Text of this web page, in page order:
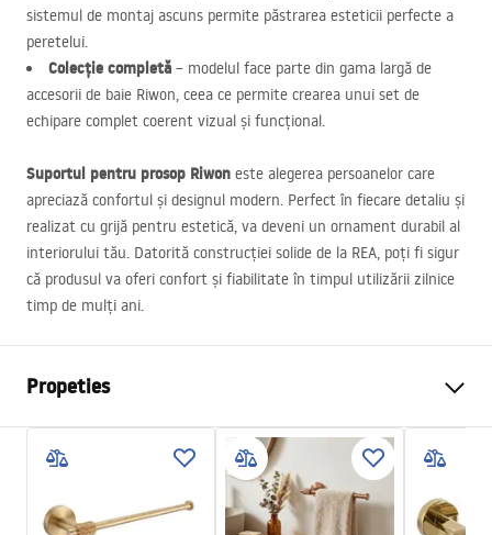
sistemul de montaj ascuns permite păstrarea esteticii perfecte a
peretelui.
Colecție completă – modelul face parte din gama largă de
accesorii de baie Riwon, ceea ce permite crearea unui set de
echipare complet coerent vizual și funcțional.
Suportul pentru prosop Riwon este alegerea persoanelor care
apreciază confortul și designul modern. Perfect în fiecare detaliu și
realizat cu grijă pentru estetică, va deveni un ornament durabil al
interiorului tău. Datorită construcției solide de la REA, poți fi sigur
că produsul va oferi confort și fiabilitate în timpul utilizării zilnice
timp de mulți ani.
Propeties
Cupru periat
Metal
Metodă de montaj
Cu șuruburi